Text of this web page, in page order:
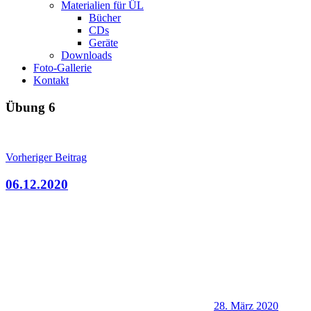
Materialien für ÜL
Bücher
CDs
Geräte
Downloads
Foto-Gallerie
Kontakt
Übung 6
Beitragsnavigation
Vorheriger Beitrag
06.12.2020
28. März 2020